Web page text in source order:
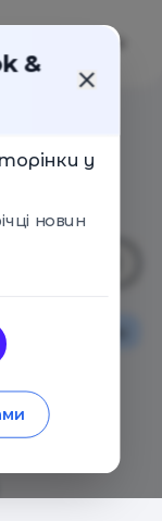
&
у
новин